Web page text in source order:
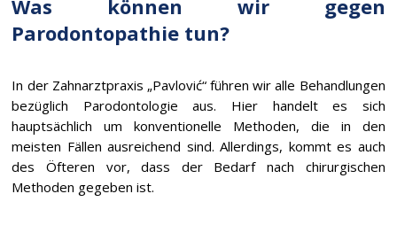
Was können wir gegen
Parodontopathie tun?
In der Zahnarztpraxis „Pavlović“ führen wir alle Behandlungen
bezüglich Parodontologie aus. Hier handelt es sich
hauptsächlich um konventionelle Methoden, die in den
meisten Fällen ausreichend sind. Allerdings, kommt es auch
des Öfteren vor, dass der Bedarf nach chirurgischen
Methoden gegeben ist.